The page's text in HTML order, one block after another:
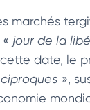
marchés
jour de la
date, le
»,